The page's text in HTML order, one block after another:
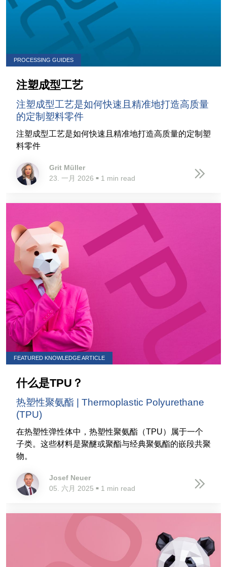
PROCESSING GUIDES
注塑成型工艺
注塑成型工艺是如何快速且精准地打造高质量
的定制塑料零件
注塑成型工艺是如何快速且精准地打造高质量的定制塑
料零件
Grit Müller
23. 一月 2026 ■ 1 min read
FEATURED KNOWLEDGE ARTICLE
什么是TPU？
热塑性聚氨酯 | Thermoplastic Polyurethane
(TPU)
在热塑性弹性体中，热塑性聚氨酯（TPU）属于一个
子类。这些材料是聚醚或聚酯与经典聚氨酯的嵌段共聚
物。
Josef Neuer
05. 六月 2025 ■ 1 min read